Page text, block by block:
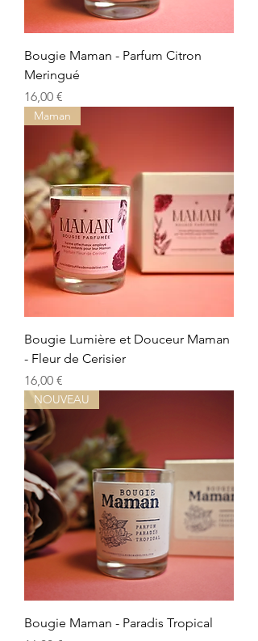
Bougie Maman - Parfum Citron
Meringué
Prix
16,00 €
Maman
Bougie Lumière et Douceur Maman
- Fleur de Cerisier
Prix
16,00 €
NOUVEAU
Bougie Maman - Paradis Tropical